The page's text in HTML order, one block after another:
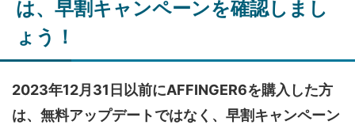
は、早割キャンペーンを確認しまし
ょう！
2023年12月31日以前にAFFINGER6を購入した方
は、無料アップデートではなく、早割キャンペーン